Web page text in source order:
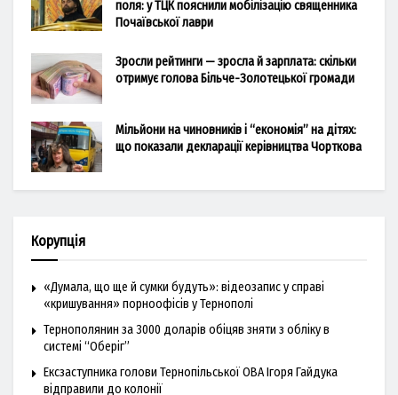
поля: у ТЦК пояснили мобілізацію священника
Почаївської лаври
Зросли рейтинги — зросла й зарплата: скільки
отримує голова Більче-Золотецької громади
Мільйони на чиновників і “економія” на дітях:
що показали декларації керівництва Чорткова
Корупція
«Думала, що ще й сумки будуть»: відеозапис у справі
«кришування» порноофісів у Тернополі
Тернополянин за 3000 доларів обіцяв зняти з обліку в
системі “Оберіг”
Ексзаступника голови Тернопільської ОВА Ігоря Гайдука
відправили до колонії